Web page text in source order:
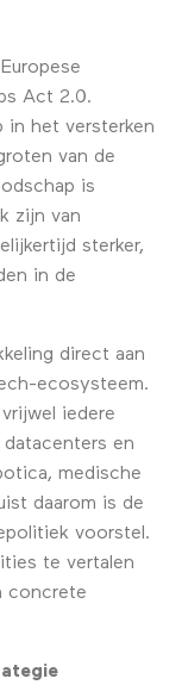
Act 2.0.
in het versterken
van de
is
zijn van
sterker,
in de
direct aan
ecosysteem.
iedere
en
medische
daarom is de
voorstel.
te vertalen
concrete